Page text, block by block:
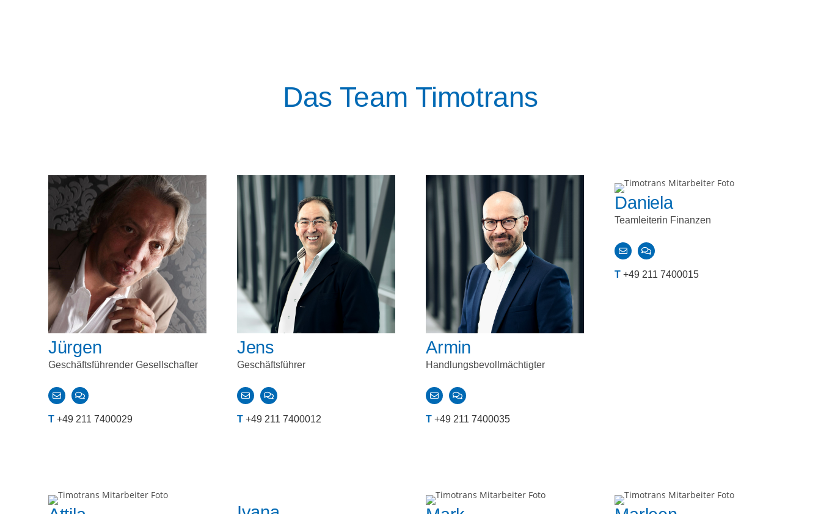
Das Team Timotrans
Jürgen
Geschäftsführender Gesellschafter
T +49 211 7400029
Jens
Geschäftsführer
T +49 211 7400012
Armin
Handlungsbevollmächtigter
T +49 211 7400035
Daniela
Teamleiterin Finanzen
T +49 211 7400015